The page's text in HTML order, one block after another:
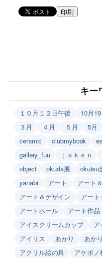
印刷
キー
１０月１２日午後 10月
３月
４月 ５月 5月
ceramic
clubmybook
gallery_fuu
ｊａｋｅｎ
object
okuda展 okutsu
yanabi
アート アート
アート＆デザイン
アー
アートホール
アート作品
アイスクリームカップ
ア
アイリス
あかり あか
アクリル絵の具
アケボノ